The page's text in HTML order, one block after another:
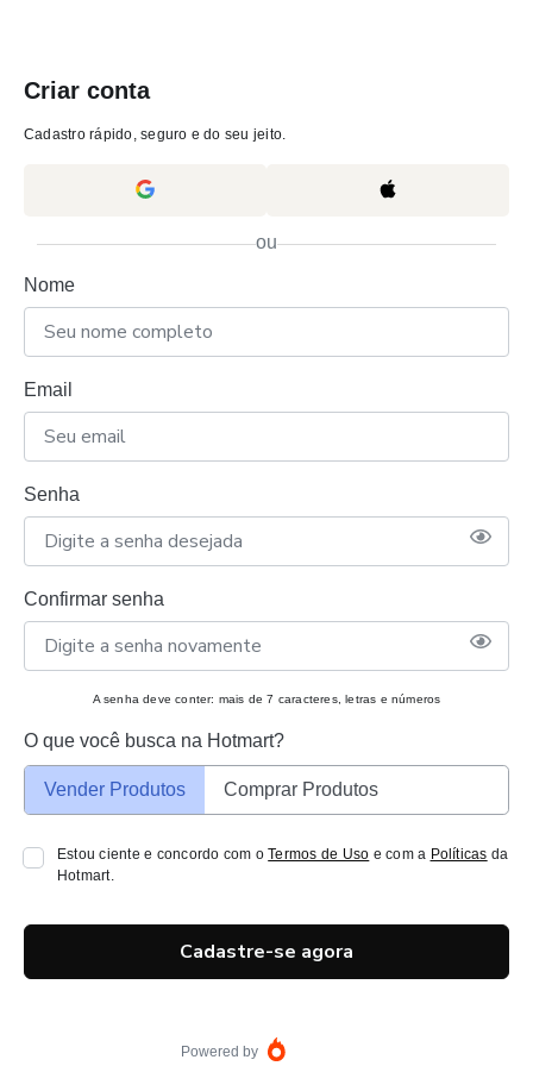
Criar conta
Cadastro rápido, seguro e do seu jeito.
ou
Nome
Email
Senha
Confirmar senha
A senha deve conter: mais de 7 caracteres, letras e números
O que você busca na Hotmart?
Vender Produtos Comprar Produtos
Estou ciente e concordo com oTermos de Uso e com a Políticas da
Hotmart.
Cadastre-se agora
Powered by